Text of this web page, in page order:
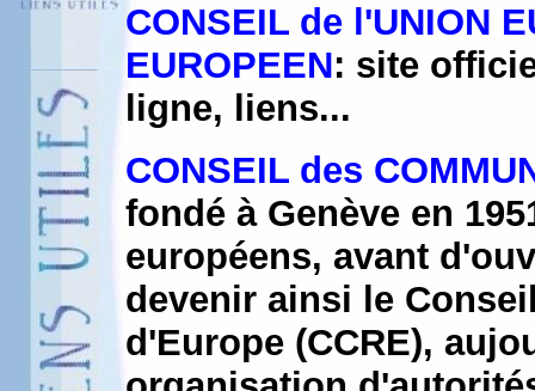
CONSEIL de l'UNION
EUROPEEN: site
ligne, liens...
CONSEIL des
fondé à Genève en
européens, avant
devenir ainsi le
d'Europe (CCRE),